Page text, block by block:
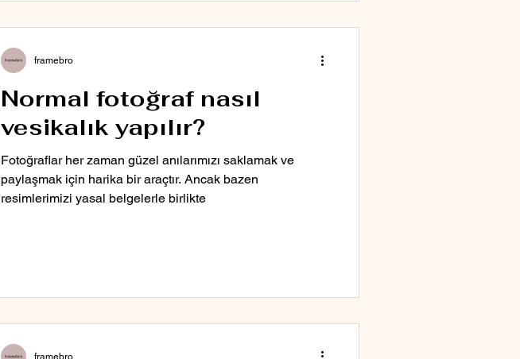
Normal fotoğraf nasıl
vesikalık yapılır?
Fotoğraflar her zaman güzel anılarımızı saklamak ve
paylaşmak için harika bir araçtır. Ancak bazen
resimlerimizi yasal belgelerle birlikte
framebro
framebro